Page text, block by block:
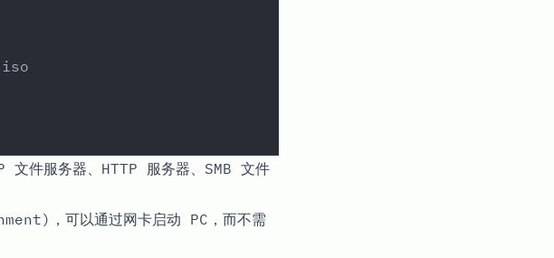
件服务器、HTTP 服务器、SMB 文件
，可以通过网卡启动 PC，而不需